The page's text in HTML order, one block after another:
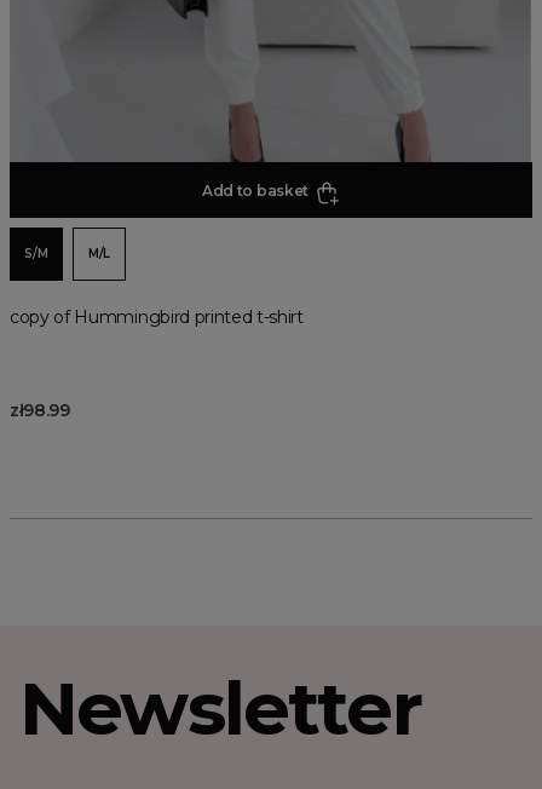
Add to basket
S/M M/L
copy of Hummingbird printed t-shirt
zł98.99
Newsletter